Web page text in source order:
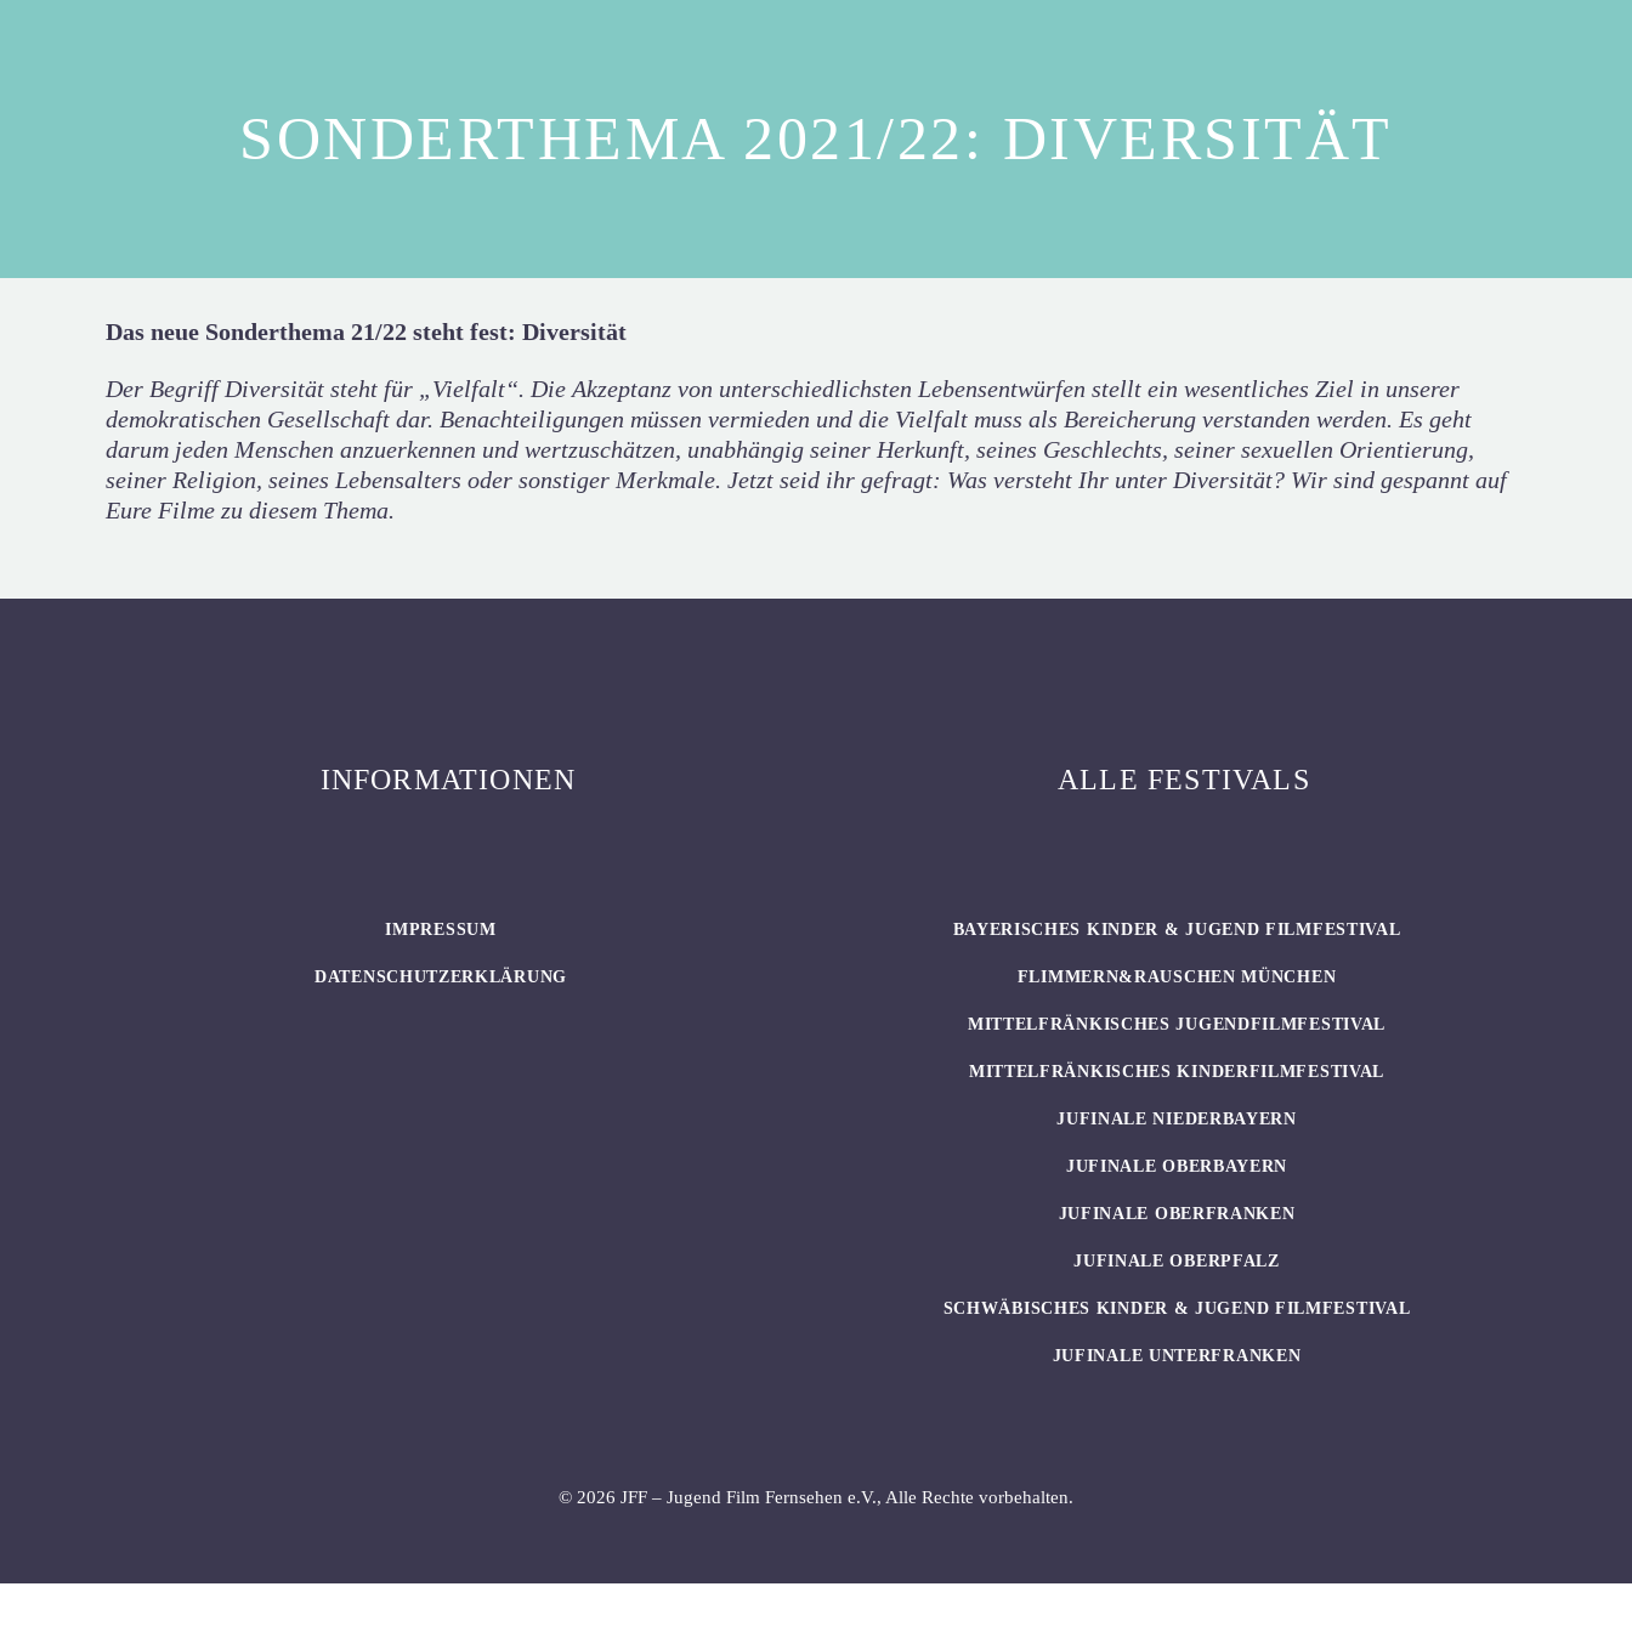
SONDERTHEMA 2021/22: DIVERSITÄT
Das neue Sonderthema 21/22 steht fest: Diversität
Der Begriff Diversität steht für „Vielfalt“. Die Akzeptanz von unterschiedlichsten Lebensentwürfen stellt ein wesentliches Ziel in unserer
demokratischen Gesellschaft dar. Benachteiligungen müssen vermieden und die Vielfalt muss als Bereicherung verstanden werden. Es geht
darum jeden Menschen anzuerkennen und wertzuschätzen, unabhängig seiner Herkunft, seines Geschlechts, seiner sexuellen Orientierung,
seiner Religion, seines Lebensalters oder sonstiger Merkmale. Jetzt seid ihr gefragt: Was versteht Ihr unter Diversität? Wir sind gespannt auf
Eure Filme zu diesem Thema.
INFORMATIONEN
IMPRESSUM
DATENSCHUTZERKLÄRUNG
ALLE FESTIVALS
BAYERISCHES KINDER & JUGEND FILMFESTIVAL
FLIMMERN&RAUSCHEN MÜNCHEN
MITTELFRÄNKISCHES JUGENDFILMFESTIVAL
MITTELFRÄNKISCHES KINDERFILMFESTIVAL
JUFINALE NIEDERBAYERN
JUFINALE OBERBAYERN
JUFINALE OBERFRANKEN
JUFINALE OBERPFALZ
SCHWÄBISCHES KINDER & JUGEND FILMFESTIVAL
JUFINALE UNTERFRANKEN
© 2026 JFF – Jugend Film Fernsehen e.V., Alle Rechte vorbehalten.